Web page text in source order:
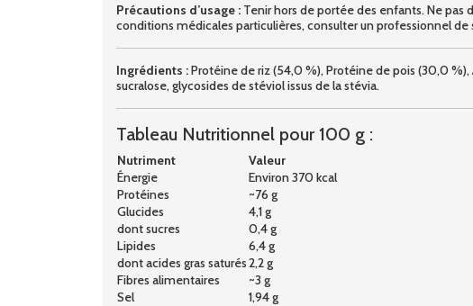
Précautions d’usage : Tenir hors de portée des enfants. Ne
conditions médicales particulières, consulter un professionnel
Ingrédients :Protéine de riz (54,0 %), Protéine de pois (30,0
sucralose, glycosides de stéviol issus de la stévia.
Tableau Nutritionnel pour 100 g :
Nutriment
Valeur
Énergie
Environ 370 kcal
Protéines
~76 g
Glucides
4,1 g
dont sucres
0,4 g
Lipides
6,4 g
dont acides gras saturés2,2 g
Fibres alimentaires
~3 g
Sel
1,94 g